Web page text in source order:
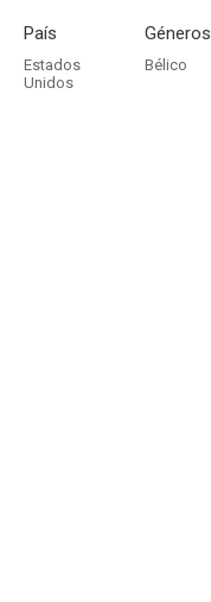
País
Estados
Unidos
Géneros
Bélico